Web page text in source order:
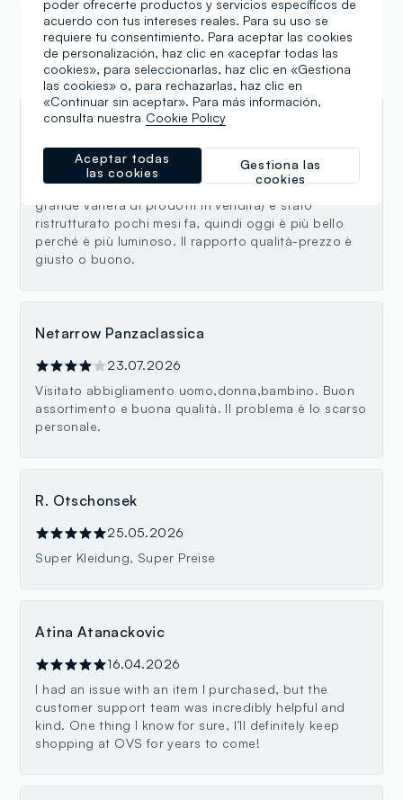
Reseñas
28.07.2026
Il negozio (che si trova su 3 piani, quindi ha una
grande varietà di prodotti in vendita) è stato
ristrutturato pochi mesi fa, quindi oggi è più bello
perché è più luminoso. Il rapporto qualità-prezzo è
giusto o buono.
Netarrow Panzaclassica
23.07.2026
Visitato abbigliamento uomo,donna,bambino. Buon
assortimento e buona qualità. Il problema è lo scarso
personale.
R. Otschonsek
25.05.2026
Super Kleidung, Super Preise
Atina Atanackovic
16.04.2026
I had an issue with an item I purchased, but the
customer support team was incredibly helpful and
kind. One thing I know for sure, I’ll definitely keep
shopping at OVS for years to come!
poder ofrecerte productos y servicios específicos de
acuerdo con tus intereses reales. Para su uso se
requiere tu consentimiento. Para aceptar las cookies
de personalización, haz clic en «aceptar todas las
cookies», para seleccionarlas, haz clic en «Gestiona
las cookies» o, para rechazarlas, haz clic en
«Continuar sin aceptar». Para más información,
consulta nuestra Cookie Policy
Gestiona las
cookies
Aceptar todas
las cookies